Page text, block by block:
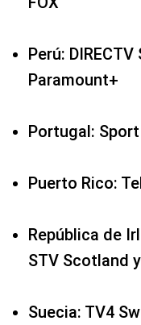
Perú:
Paramount+
Portugal:
Puerto Rico:
República de
STV Scotland
Suecia: TV4